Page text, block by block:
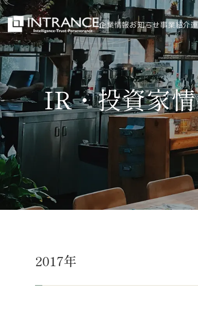
企業情報お知らせ事業紹介
ト
企
会社概
代表者
グルー
経営理念
事
IR・投資家
2017年